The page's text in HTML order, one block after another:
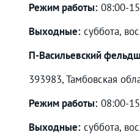
Режим работы: 08:00-
Выходные: суббота,
П-Васильевский
393983, Тамбовская
Режим работы: 08:00-
Выходные: суббота,